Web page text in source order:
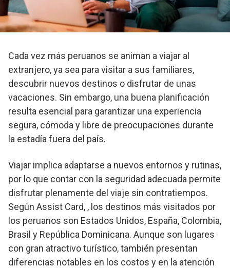
Cada vez más peruanos se animan a viajar al
extranjero, ya sea para visitar a sus familiares,
descubrir nuevos destinos o disfrutar de unas
vacaciones. Sin embargo, una buena planificación
resulta esencial para garantizar una experiencia
segura, cómoda y libre de preocupaciones durante
la estadía fuera del país.
Viajar implica adaptarse a nuevos entornos y rutinas,
por lo que contar con la seguridad adecuada permite
disfrutar plenamente del viaje sin contratiempos.
Según Assist Card, , los destinos más visitados por
los peruanos son Estados Unidos, España, Colombia,
Brasil y República Dominicana. Aunque son lugares
con gran atractivo turístico, también presentan
diferencias notables en los costos y en la atención